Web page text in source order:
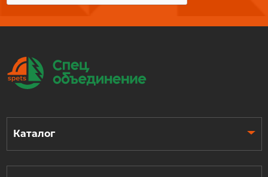
Каталог